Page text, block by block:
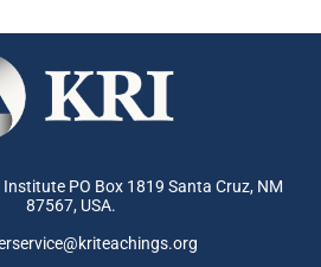
PO Box 1819 Santa Cruz, NM
87567, USA.